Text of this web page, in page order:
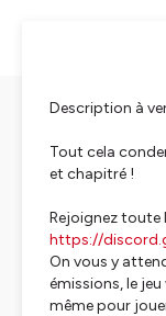
Description à
Tout cela
et chapitré !
Rejoignez toute
https://
On vous y
émissions, le
même pour